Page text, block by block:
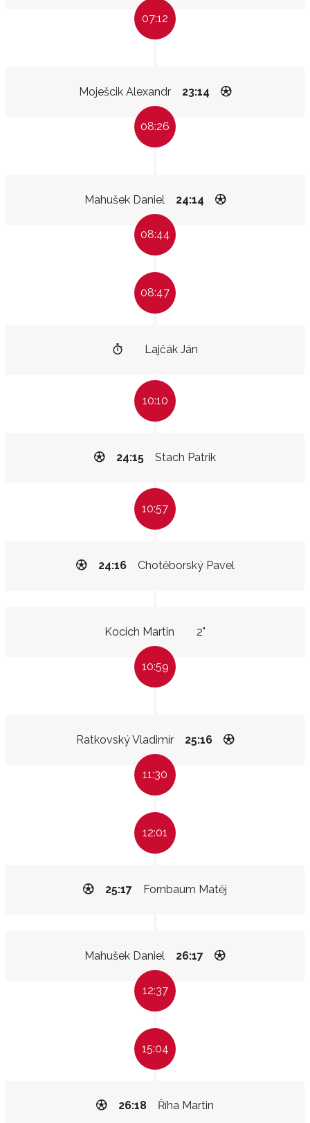
07:12
Moješcik Alexandr 23:14
08:26
Mahušek Daniel 24:14
08:44
08:47
Lajčák Ján
10:10
Stach Patrik
24:15
10:57
Chotěborský Pavel
24:16
Kocich Martin 2"
10:59
Ratkovský Vladimír 25:16
11:30
12:01
Fornbaum Matěj
25:17
Mahušek Daniel 26:17
12:37
15:04
Říha Martin
26:18